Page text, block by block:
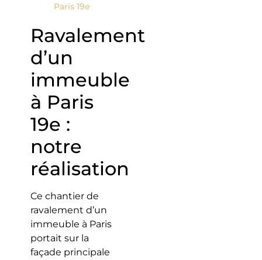
Paris 19e
Ravalement
d’un
immeuble
à Paris
19e :
notre
réalisation
Ce chantier de
ravalement d’un
immeuble à Paris
portait sur la
façade principale